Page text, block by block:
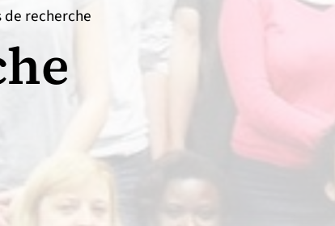
de recherche